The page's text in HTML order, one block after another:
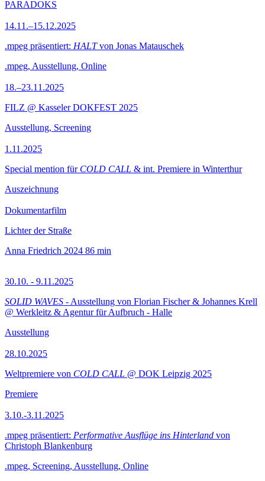
PARADOKS
14.11.–15.12.2025
.mpeg präsentiert: HALTvon Jonas Matauschek
.mpeg, Ausstellung, Online
18.–23.11.2025
FILZ @ Kasseler DOKFEST 2025
Ausstellung, Screening
1.11.2025
Special mention für COLD CALL & int. Premiere in Winterthur
Auszeichnung
Dokumentarfilm
Lichter der Straße
Anna Friedrich 2024 86 min
30.10. - 9.11.2025
SOLID WAVES - Ausstellung von Florian Fischer & Johannes Krell
@ Werkleitz & Agentur für Aufbruch - Halle
Ausstellung
28.10.2025
Weltpremiere von COLD CALL @ DOK Leipzig 2025
Premiere
3.10.-3.11.2025
.mpeg präsentiert: Performative Ausflüge ins Hinterland von
Christoph Blankenburg
.mpeg, Screening, Ausstellung, Online